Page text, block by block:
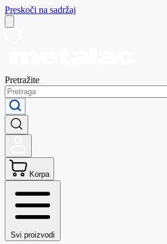
Preskoči na sadržaj
Pretražite
Korpa
Svi proizvodi